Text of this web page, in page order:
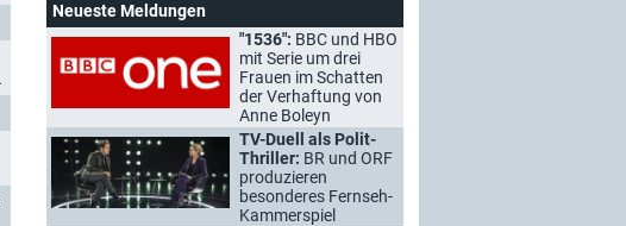
Neueste Meldungen
"1536": BBC und HBO
mit Serie um drei
Frauen im Schatten
der Verhaftung von
Anne Boleyn
TV-Duell als Polit-
Thriller: BR und ORF
produzieren
besonderes Fernseh-
Kammerspiel